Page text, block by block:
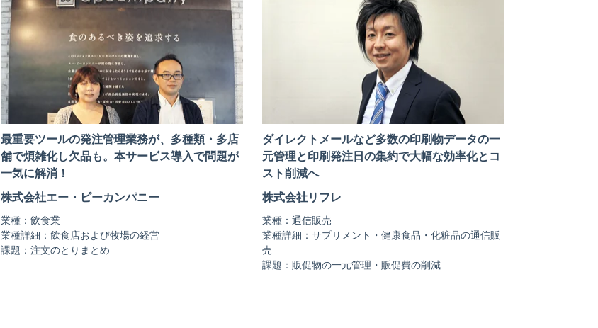
最重要ツールの発注管理業務が、多種類・多店
舗で煩雑化し欠品も。本サービス導入で問題が
一気に解消！
株式会社エー・ピーカンパニー
業種：飲食業
業種詳細：飲食店および牧場の経営
課題：注文のとりまとめ
ダイレクトメールなど多数の印刷物データの一
元管理と印刷発注日の集約で大幅な効率化とコ
スト削減へ
株式会社リフレ
業種：通信販売
業種詳細：サプリメント・健康食品・化粧品の通信販
売
課題：販促物の一元管理・販促費の削減